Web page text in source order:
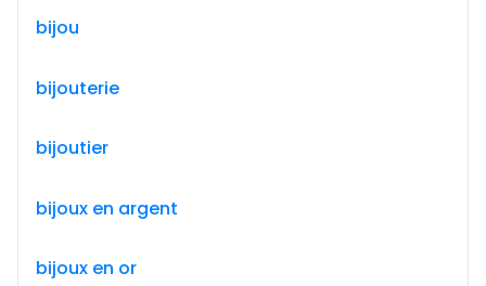
bijou
bijouterie
bijoutier
bijoux en argent
bijoux en or